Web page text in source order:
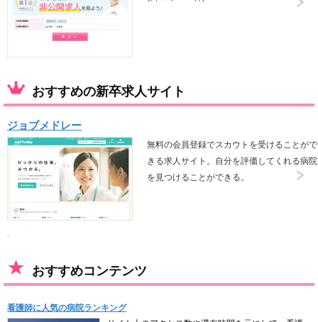
おすすめの新卒求人サイト
ジョブメドレー
無料の会員登録でスカウトを受けることがで
きる求人サイト。自分を評価してくれる病院
を見つけることができる。
おすすめコンテンツ
看護師に人気の病院ランキング